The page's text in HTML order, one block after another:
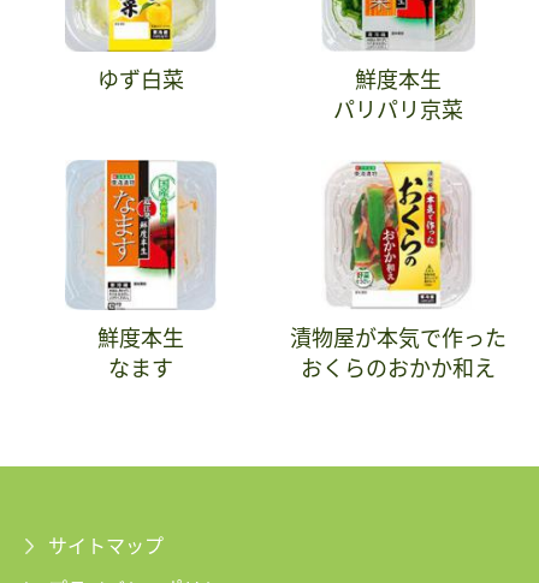
ゆず白菜
鮮度本生
パリパリ京菜
鮮度本生
なます
漬物屋が本気で作った
おくらのおかか和え
サイトマップ